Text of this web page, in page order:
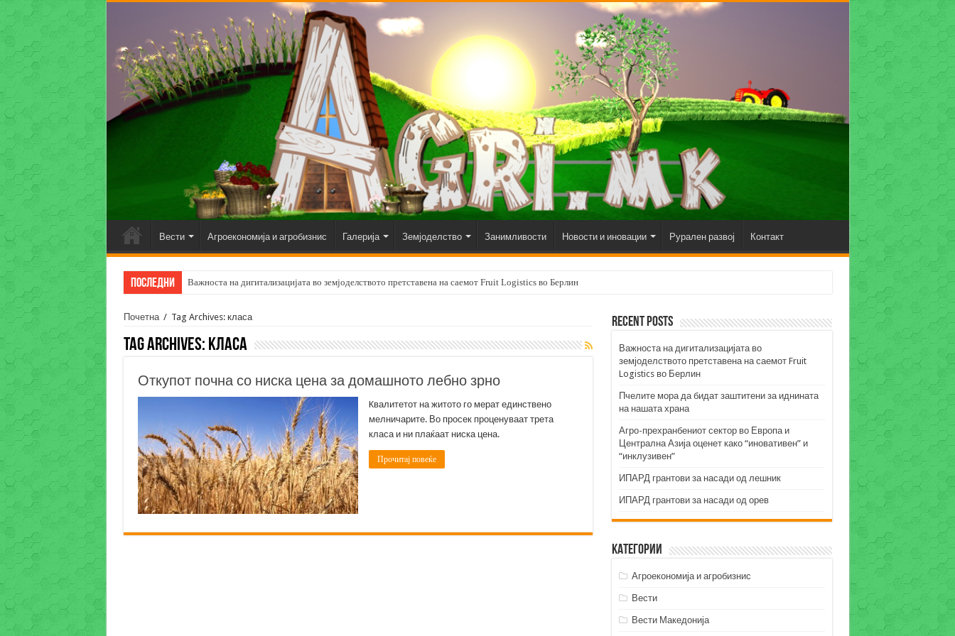
Вести Агроекономија и агробизнис Галерија Земјоделство Занимливости Новости и иновации Рурален развој Контакт
Последни Важноста на дигитализацијата во земјоделството претставена на саемот Fruit Logistics во Берлин
Почетна / Tag Archives: класа
Tag Archives: класа
Откупот почна со ниска цена за домашното лебно зрно
Kвалитетот на житото го мерат единствено
мелничарите. Во просек проценуваат трета
класа и ни плаќаат ниска цена.
Прочитај повеќе
Recent Posts
Важноста на дигитализацијата во
земјоделството претставена на саемот Fruit
Logistics во Берлин
Пчелите мора да бидат заштитени за иднината
на нашата храна
Агро-прехранбениот сектор во Европа и
Централна Азија оценет како “иновативен” и
“инклузивен”
ИПАРД грантови за насади од лешник
ИПАРД грантови за насади од орев
Категории
Агроекономија и агробизнис
Вести
Вести Македонија